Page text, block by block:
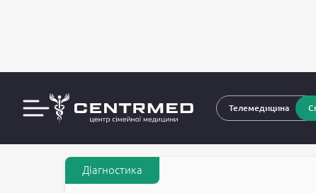
Телемедицина
CENTRMED: Задай питання лікарю онлайн
Діагностика